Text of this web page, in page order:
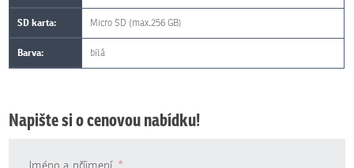
SD karta: Micro SD (max.256 GB)
Barva: bílá
Napište si o cenovou nabídku!